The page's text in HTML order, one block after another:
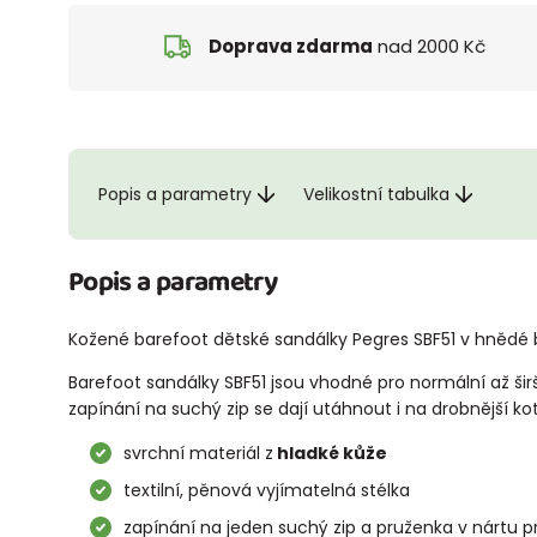
Doprava zdarma nad 2000 Kč
Popis a parametry Velikostní tabulka
Popis a parametry
Kožené barefoot dětské sandálky Pegres SBF51 v hnědé
Barefoot sandálky SBF51 jsou vhodné pro normální až
zapínání na suchý zip se dají utáhnout i na drobnější
svrchní materiál z hladké kůže
textilní, pěnová vyjímatelná stélka
zapínání na jeden suchý zip a pruženka v nártu